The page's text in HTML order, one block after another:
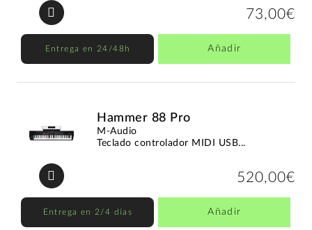
73,00€
Entrega en 24/48h Añadir
Hammer 88 Pro
M-Audio
Teclado controlador MIDI USB...
520,00€
Entrega en 2/4 días Añadir